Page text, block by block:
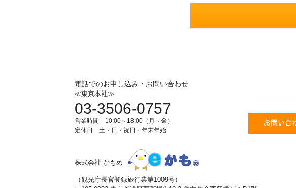
電話でのお申し込み・お問い合わせ
≪東京本社≫
03-3506-0757
営業時間 10:00～18:00（月～金）
定休日 土・日・祝日・年末年始
株式会社 かもめ
（観光庁長官登録旅行業第1009号）